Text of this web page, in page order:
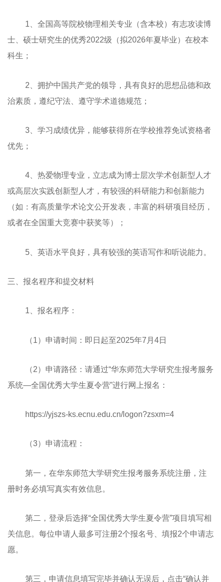
1、全国高等院校物理相关专业（含本校）有志攻读博
士、硕士研究生的优秀2022级（拟2026年夏毕业）在校本
科生；
2、拥护中国共产党的领导，具有良好的思想品德和政
治素质，遵纪守法、遵守学术道德规范；
3、学习成绩优异，能够获得所在学校推荐免试资格者
优先；
4、热爱物理专业，立志成为博士层次学术创新型人才
或高层次实践创新型人才，有较强的科研能力和创新能力
（如：有高质量学术论文公开发表，丰富的科研项目经历，
或者在全国重大竞赛中获奖等）；
5、英语水平良好，具有较强的英语写作和听说能力。
三、报名程序和提交材料
1、报名程序：
（1）申请时间：即日起至2025年7月4日
（2）申请路径：请通过“华东师范大学研究生报考服务
系统—全国优秀大学生夏令营”进行网上报名：
https://yjszs-ks.ecnu.edu.cn/logon?zsxm=4
（3）申请流程：
第一，在华东师范大学研究生报考服务系统注册，注
册时务必填写真实有效信息。
第二，登录后选择“全国优秀大学生夏令营”项目填写相
关信息。每位申请人最多可注册2个报名号、填报2个申请志
愿。
第三，申请信息填写完毕并确认无误后，点击“确认并